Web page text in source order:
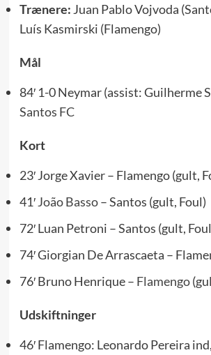
Trænere: Juan Pablo Vojvoda
Luís Kasmirski (Flamengo)
Mål
84′ 1-0 Neymar (assist: Guilherme
Santos FC
Kort
23′ Jorge Xavier – Flamengo (gult,
41′João Basso– Santos (gult, Foul)
72′ Luan Petroni – Santos (gult,
74′ Giorgian De Arrascaeta –
76′ Bruno Henrique – Flamengo
Udskiftninger
46′ Flamengo: Leonardo Pereira